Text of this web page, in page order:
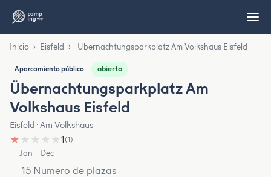
Inicio › Eisfeld › Übernachtungsparkplatz Am Volkshaus Eisfeld
Aparcamiento público abierto
Übernachtungsparkplatz Am
Volkshaus Eisfeld
Eisfeld · Am Volkshaus
★ ★ ★ ★ ★1(1)
Jan – Dec
15 Numero de plazas